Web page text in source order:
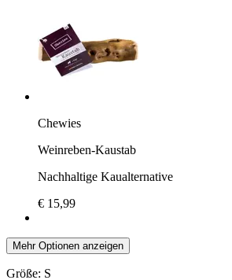
Chewies
Weinreben-Kaustab
Nachhaltige Kaualternative
€ 15,99
Mehr Optionen anzeigen
Größe: S